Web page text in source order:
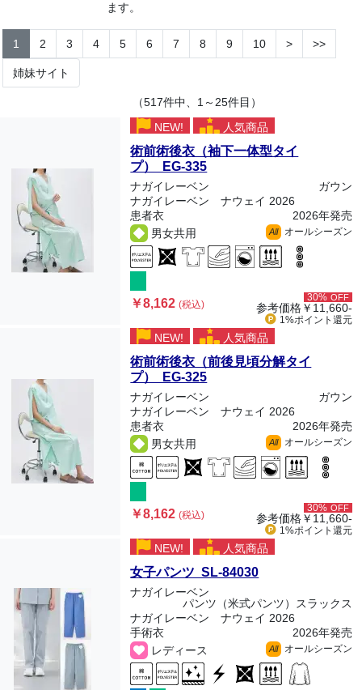
ます。
1 2 3 4 5 6 7 8 9 10 > >>
姉妹サイト
（517件中、1～25件目）
NEW!
人気商品
術前術後衣（袖下一体型タイ
プ） EG-335
ナガイレーベン
ガウン
ナガイレーベン ナウェイ 2026
患者衣
2026年発売
男女共用
All オールシーズン
￥8,162(税込)
30% OFF
参考価格￥11,660-
1%ポイント 還元
NEW! 人気商品
術前術後衣（前後見頃分解タイ
プ） EG-325
ナガイレーベン
ガウン
ナガイレーベン ナウェイ 2026
患者衣
2026年発売
男女共用
All オールシーズン
￥8,162(税込)
30% OFF
参考価格￥11,660-
1%ポイント 還元
NEW! 人気商品
女子パンツ SL-84030
ナガイレーベン
パンツ（米式パンツ）スラックス
ナガイレーベン ナウェイ 2026
手術衣
2026年発売
レディース
All オールシーズン